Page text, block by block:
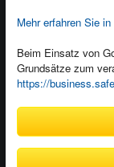
Mehr erfahren Sie
Beim Einsatz von
Grundsätze zum
https://
Kundenservice
Wir sind gerne für